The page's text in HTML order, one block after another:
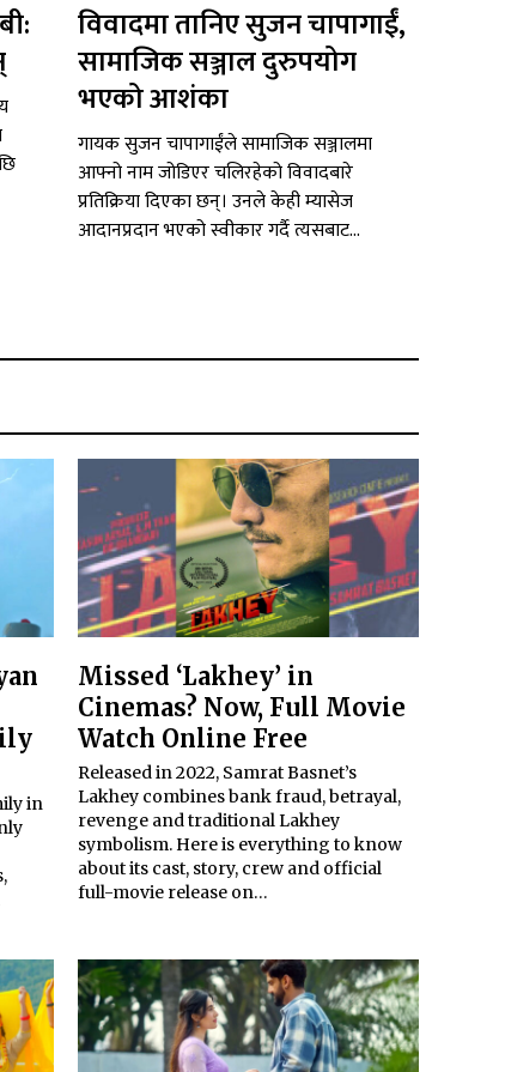
विवादमा तानिए सुजन चापागाईं,
सामाजिक सञ्जाल दुरुपयोग
भएको आशंका
गायक सुजन चापागाईंले सामाजिक सञ्जालमा
आफ्नो नाम जोडिएर चलिरहेको विवादबारे
प्रतिक्रिया दिएका छन्। उनले केही म्यासेज
आदानप्रदान भएको स्वीकार गर्दै त्यसबाट...
in
Missed ‘Lakhey’ in
Cinemas? Now, Full Movie
Watch Online Free
Released in 2022, Samrat Basnet’s
Lakhey combines bank fraud, betrayal,
revenge and traditional Lakhey
symbolism. Here is everything to know
about its cast, story, crew and official
full-movie release on…